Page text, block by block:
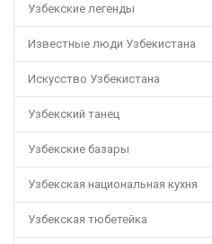
Узбекские легенды
Известные люди Узбекистана
Искусство Узбекистана
Узбекский танец
Узбекские базары
Узбекская национальная кухня
Узбекская тюбетейка